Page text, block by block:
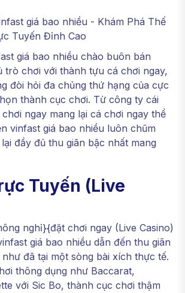
giá bao nhiều chào buôn bán
trò chơi với thành tựu cá chơi ngay,
đòi hỏi đa chủng thứ hạng của cực
thành cục chơi. Từ công ty cái
ngay mang lại cá chơi ngay thể
vinfast giá bao nhiều luôn chũm
đầy đủ thu giãn bậc nhất mang
Tuyến (Live
nghỉ}{đặt chơi ngay (Live Casino)
giá bao nhiều dẫn đến thu giãn
đã tại một sòng bài xích thực tế.
thông dụng như Baccarat,
với Sic Bo, thành cục chơi thậm